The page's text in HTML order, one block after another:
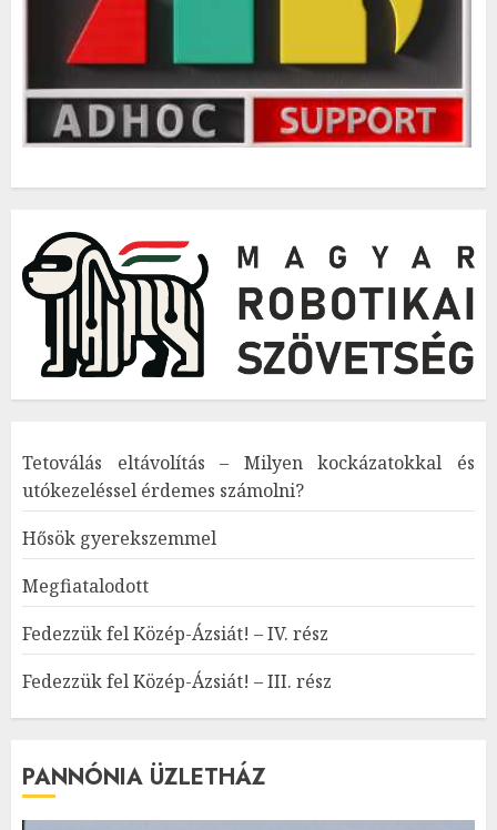
Tetoválás eltávolítás – Milyen kockázatokkal és
utókezeléssel érdemes számolni?
Hősök gyerekszemmel
Megfiatalodott
Fedezzük fel Közép-Ázsiát! – IV. rész
Fedezzük fel Közép-Ázsiát! – III. rész
PANNÓNIA ÜZLETHÁZ